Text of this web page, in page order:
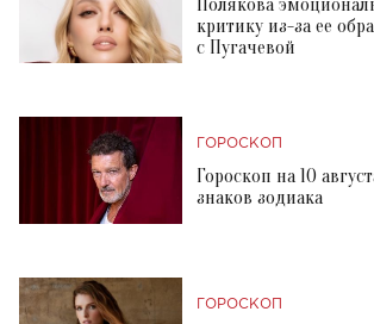
Полякова
критику из-за ее
с Пугачевой
ГОРОСКОП
Гороскоп на 10
знаков зодиака
ГОРОСКОП